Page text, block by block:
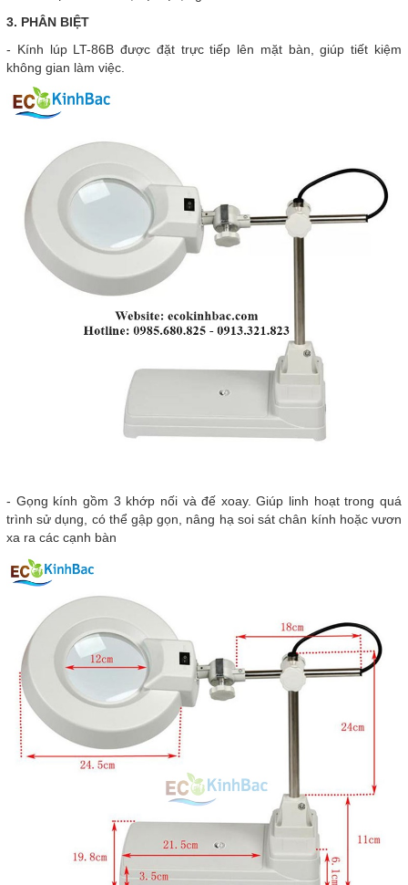
3. PHÂN BIỆT
- Kính lúp LT-86B được đặt trực tiếp lên mặt bàn, giúp tiết kiệm
không gian làm việc.
- Gọng kính gồm 3 khớp nối và đế xoay. Giúp linh hoạt trong quá
trình sử dụng, có thể gập gọn, nâng hạ soi sát chân kính hoặc vươn
xa ra các cạnh bàn